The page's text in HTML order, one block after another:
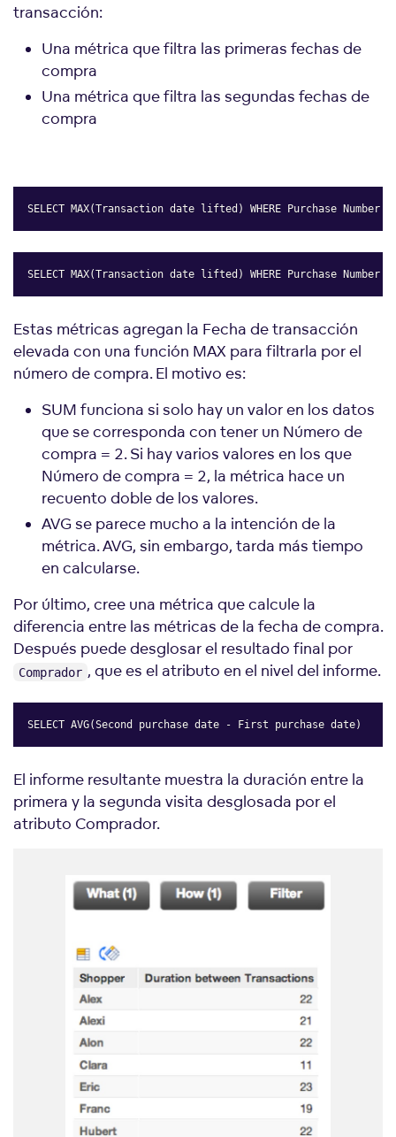
transacción:
Una métrica que filtra las primeras fechas de
compra
Una métrica que filtra las segundas fechas de
compra
SELECT MAX(Transaction date lifted) WHERE Purchase Number
Copy
SELECT MAX(Transaction date lifted) WHERE Purchase Number
Copy
Estas métricas agregan la Fecha de transacción
elevada con una función MAX para filtrarla por el
número de compra. El motivo es:
SUM funciona si solo hay un valor en los datos
que se corresponda con tener un Número de
compra = 2. Si hay varios valores en los que
Número de compra = 2, la métrica hace un
recuento doble de los valores.
AVG se parece mucho a la intención de la
métrica. AVG, sin embargo, tarda más tiempo
en calcularse.
Por último, cree una métrica que calcule la
diferencia entre las métricas de la fecha de compra.
Después puede desglosar el resultado final por
Comprador , que es el atributo en el nivel del informe.
SELECT AVG(Second purchase date - First purchase date)
Copy
El informe resultante muestra la duración entre la
primera y la segunda visita desglosada por el
atributo Comprador.